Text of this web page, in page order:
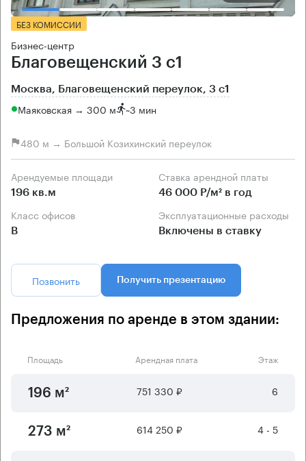
БЕЗ КОМИССИИ
Бизнес-центр
Благовещенский 3 с1
Москва, Благовещенский переулок, 3 с1
Маяковская → 300 м ~3 мин
480 м → Большой Козихинский переулок
Арендуемые площади
196 кв.м
Ставка арендной платы
46 000 Р/м² в год
Класс офисов
B
Эксплуатационные расходы
Включены в ставку
Позвонить Получить презентацию
Предложения по аренде в этом здании:
Площадь Арендная плата Этаж
196 м² 751 330 ₽ 6
273 м² 614 250 ₽ 4 - 5